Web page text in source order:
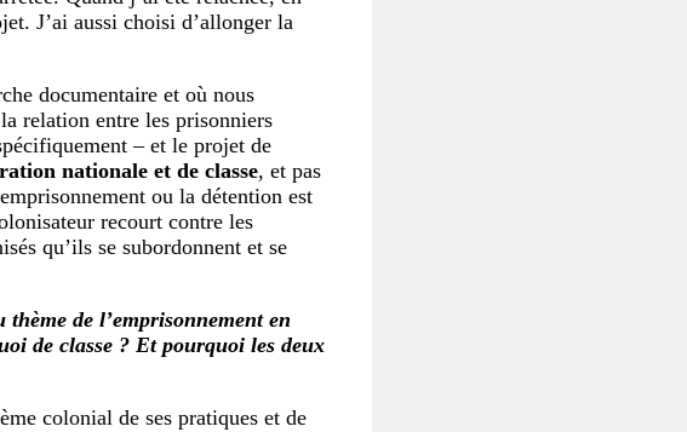
J’ai aussi choisi d’allonger la
documentaire et où nous
relation entre les prisonniers
– et le projet de
nationale et de classe, et pas
ou la détention est
recourt contre les
qu’ils se subordonnent et se
de l’emprisonnement en
de classe ? Et pourquoi les deux
colonial de ses pratiques et de